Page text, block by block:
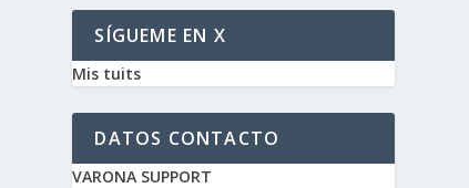
SÍGUEME EN X
Mis tuits
DATOS CONTACTO
VARONA SUPPORT